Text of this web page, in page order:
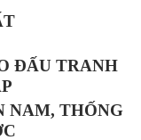
ĐẤU TRANH
NAM, THỐNG